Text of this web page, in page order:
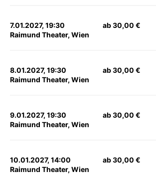
7.01.2027, 19:30
Raimund Theater, Wien
ab 30,00 €
8.01.2027, 19:30
Raimund Theater, Wien
ab 30,00 €
9.01.2027, 19:30
Raimund Theater, Wien
ab 30,00 €
10.01.2027, 14:00
Raimund Theater, Wien
ab 30,00 €